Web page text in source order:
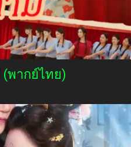
(พากย์ไทย)